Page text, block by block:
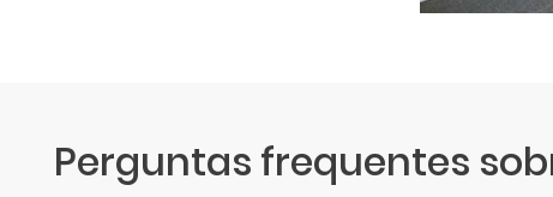
Perguntas frequentes